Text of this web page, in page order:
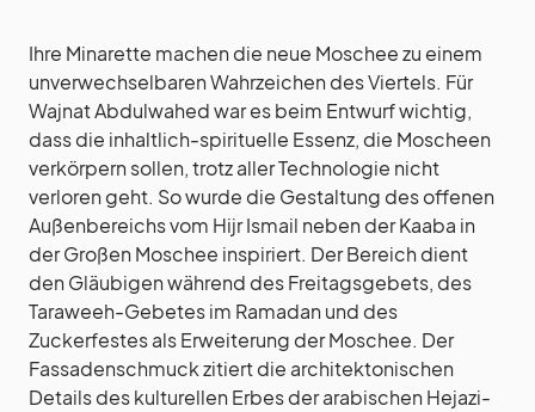
Ihre Minarette machen die neue Moschee zu einem
unverwechselbaren Wahrzeichen des Viertels. Für
Wajnat Abdulwahed war es beim Entwurf wichtig,
dass die inhaltlich-spirituelle Essenz, die Moscheen
verkörpern sollen, trotz aller Technologie nicht
verloren geht. So wurde die Gestaltung des offenen
Außenbereichs vom Hijr Ismail neben der Kaaba in
der Großen Moschee inspiriert. Der Bereich dient
den Gläubigen während des Freitagsgebets, des
Taraweeh-Gebetes im Ramadan und des
Zuckerfestes als Erweiterung der Moschee. Der
Fassadenschmuck zitiert die architektonischen
Details des kulturellen Erbes der arabischen Hejazi-